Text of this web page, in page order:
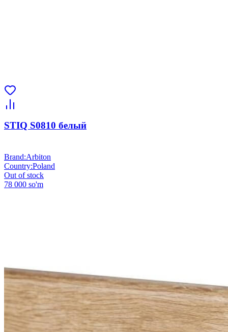
STIQ S0810 белый
Brand:Arbiton
Country:Poland
Out of stock
78 000 so'm